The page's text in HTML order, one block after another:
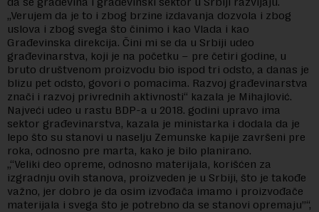
„Verujem da je to i zbog brzine izdavanja dozvola i zbog
uslova i zbog svega što činimo i kao Vlada i kao
Građevinska direkcija. Čini mi se da u Srbiji udeo
građevinarstva, koji je na početku – pre četiri godine, u
bruto društvenom proizvodu bio ispod tri odsto, a danas je
blizu pet odsto, govori o pomacima. Razvoj građevinarstva
znači i razvoj privrednih aktivnosti“ kazala je Mihajlović.
Najveći udeo u rastu BDP-a u 2018. godini upravo ima
sektor građevinarstva, kazala je ministarka i dodala da je
lepo što su stanovi u naselju Zemunske kapije završeni pre
roka, odnosno pre marta, kako je bilo planirano.
„“Veliki deo opreme, odnosno materijala, korišćen za
izgradnju ovih stanova, proizveden je u Srbiji, što je takođe
važno, jer dobro je da osim izvođača imamo i proizvođače
materijala i svega što je potrebno da se stanovi opremaju”“,